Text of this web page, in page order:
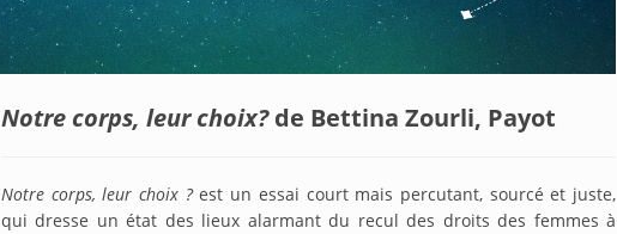
Notre corps, leur choix? de Bettina Zourli, Payot
Notre corps, leur choix ?est un essai court mais percutant, sourcé et juste,
qui dresse un état des lieux alarmant du recul des droits des femmes à